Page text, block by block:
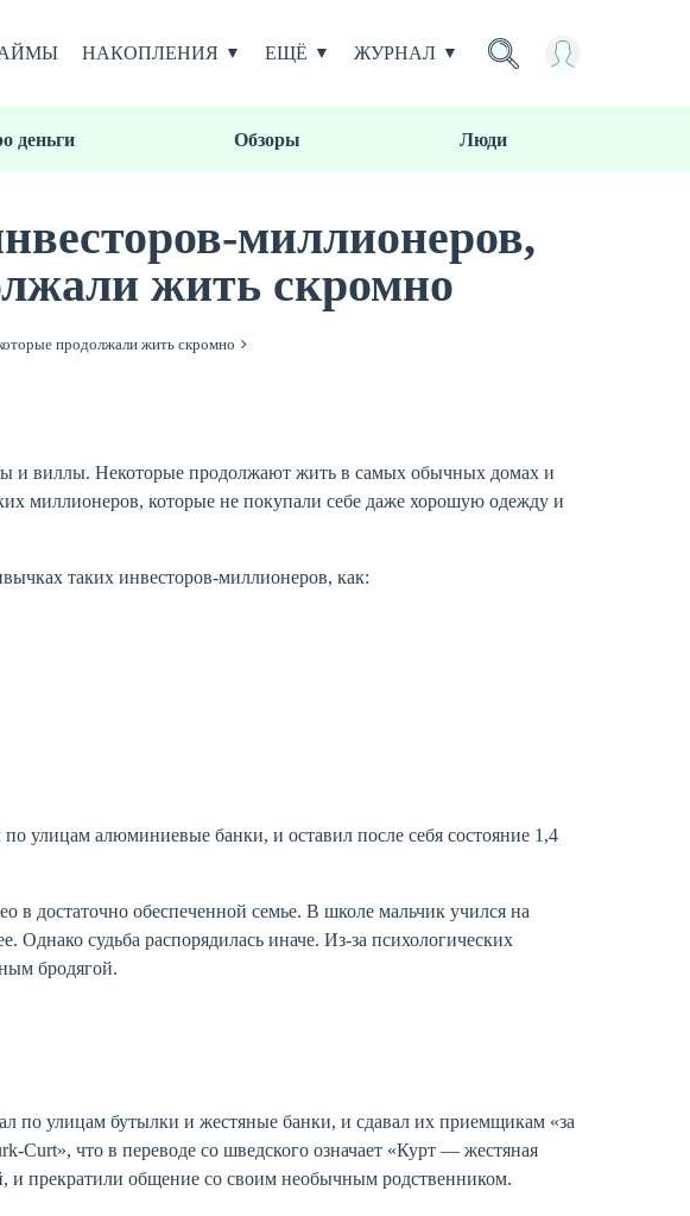
НАКОПЛЕНИЯ ЕЩЁ ЖУРНАЛ
деньги Обзоры Люди
миллионеров,
жить скромно
продолжали жить скромно
и виллы. Некоторые продолжают жить в самых обычных домах и
миллионеров, которые не покупали себе даже хорошую одежду и
таких инвесторов-миллионеров, как:
улицам алюминиевые банки, и оставил после себя состояние 1,4
в достаточно обеспеченной семье. В школе мальчик учился на
Однако судьба распорядилась иначе. Из-за психологических
бродягой.
по улицам бутылки и жестяные банки, и сдавал их приемщикам «за
Curt», что в переводе со шведского означает «Курт — жестяная
и прекратили общение со своим необычным родственником.